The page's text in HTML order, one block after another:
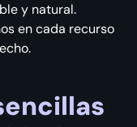
y natural.
en cada recurso